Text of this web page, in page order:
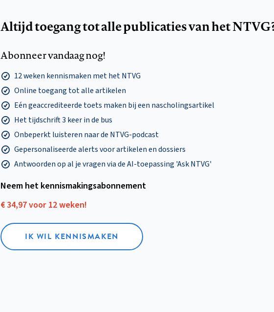
Altijd toegang tot alle publicaties van het
Abonneer vandaag nog!
12 weken kennismaken met het NTVG
Online toegang tot alle artikelen
Eén geaccrediteerde toets maken bij een nascholingsartikel
Het tijdschrift 3 keer in de bus
Onbeperkt luisteren naar de NTVG-podcast
Gepersonaliseerde alerts voor artikelen en dossiers
Antwoorden op al je vragen via de AI-toepassing 'Ask NTVG'
Neem het kennismakings­abonnement
€ 34,97 voor 12 weken!
IK WIL KENNISMAKEN